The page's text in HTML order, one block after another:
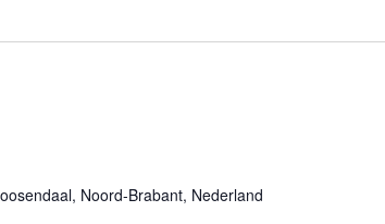
Noord-Brabant, Nederland